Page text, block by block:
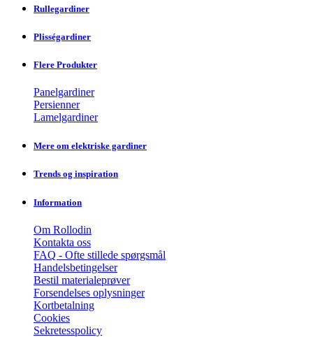
Rullegardiner
Plisségardiner
Flere Produkter
Panelgardiner
Persienner
Lamelgardiner
Mere om elektriske gardiner
Trends og inspiration
Information
Om Rollodin
Kontakta oss
FAQ - Ofte stillede spørgsmål
Handelsbetingelser
Bestil materialeprøver
Forsendelses oplysninger
Kortbetalning
Cookies
Sekretesspolicy